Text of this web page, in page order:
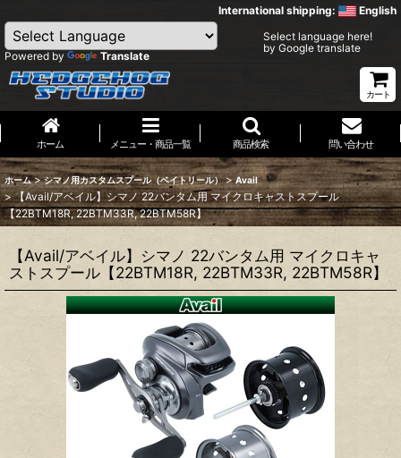
International shipping: English
Powered by Translate
Select language here!
by Google translate
カート
ホーム メニュー・商品一覧 商品検索 問い合わせ
ホーム > シマノ用カスタムスプール（ベイトリール） > Avail
> 【Avail/アベイル】シマノ 22バンタム用 マイクロキャストスプール
【22BTM18R, 22BTM33R, 22BTM58R】
【Avail/アベイル】シマノ 22バンタム用 マイクロキャ
ストスプール【22BTM18R, 22BTM33R, 22BTM58R】